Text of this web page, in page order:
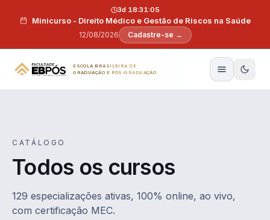
Minicurso - Direito Médico e Gestão de Riscos na Saúde
12/08/2026
3d 18:31:04
Cadastre-se →
ESCOLA BRASILEIRA DE
GRADUAÇÃO E PÓS-GRADUAÇÃO
CATÁLOGO
Todos os cursos
129 especializações ativas, 100% online, ao vivo,
com certificação MEC.